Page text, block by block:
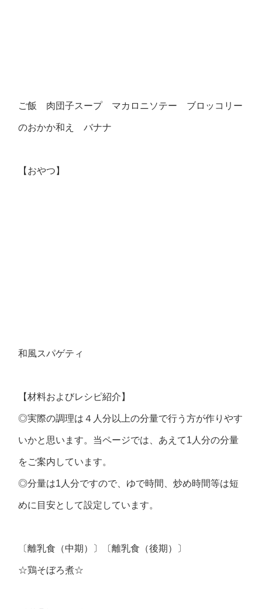
ご飯 肉団子スープ マカロニソテー ブロッコリー
のおかか和え バナナ
【おやつ】
和風スパゲティ
【材料およびレシピ紹介】
◎実際の調理は４人分以上の分量で行う方が作りやす
いかと思います。当ページでは、あえて1人分の分量
をご案内しています。
◎分量は1人分ですので、ゆで時間、炒め時間等は短
めに目安として設定しています。
〔離乳食（中期）〕〔離乳食（後期）〕
☆鶏そぼろ煮☆